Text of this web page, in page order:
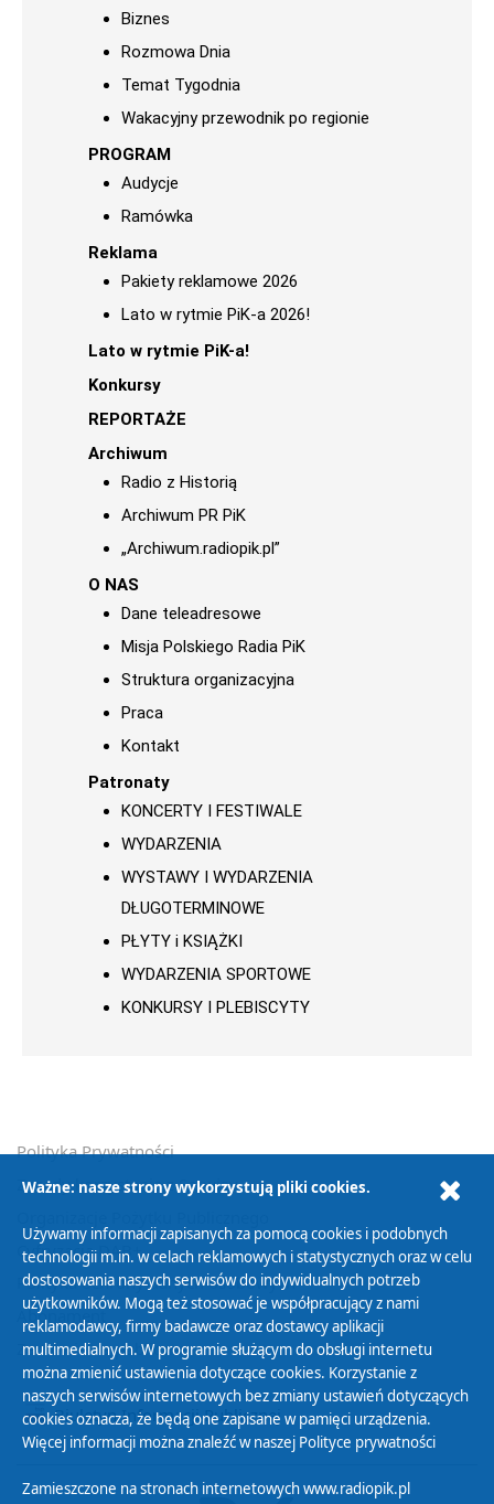
Biznes
Rozmowa Dnia
Temat Tygodnia
Wakacyjny przewodnik po regionie
PROGRAM
Audycje
Ramówka
Reklama
Pakiety reklamowe 2026
Lato w rytmie PiK-a 2026!
Lato w rytmie PiK-a!
Konkursy
REPORTAŻE
Archiwum
Radio z Historią
Archiwum PR PiK
„Archiwum.radiopik.pl”
O NAS
Dane teleadresowe
Misja Polskiego Radia PiK
Struktura organizacyjna
Praca
Kontakt
Patronaty
KONCERTY I FESTIWALE
WYDARZENIA
WYSTAWY I WYDARZENIA
DŁUGOTERMINOWE
PŁYTY i KSIĄŻKI
WYDARZENIA SPORTOWE
KONKURSY I PLEBISCYTY
Polityka Prywatności
Zasady korzystania z Serwisu
Cyfryzacja DAB+
Polityka ochrony danych osobowych
Abonament
Zamówienia publiczne
Biuletyn Informacji Publicznej
Ważne: nasze strony wykorzystują pliki cookies.
Używamy informacji zapisanych za pomocą cookies i podobnych
technologii m.in. w celach reklamowych i statystycznych oraz w celu
dostosowania naszych serwisów do indywidualnych potrzeb
użytkowników. Mogą też stosować je współpracujący z nami
reklamodawcy, firmy badawcze oraz dostawcy aplikacji
multimedialnych. W programie służącym do obsługi internetu
można zmienić ustawienia dotyczące cookies. Korzystanie z
naszych serwisów internetowych bez zmiany ustawień dotyczących
cookies oznacza, że będą one zapisane w pamięci urządzenia.
Więcej informacji można znaleźć w naszej Polityce prywatności
Zamieszczone na stronach internetowych www.radiopik.pl